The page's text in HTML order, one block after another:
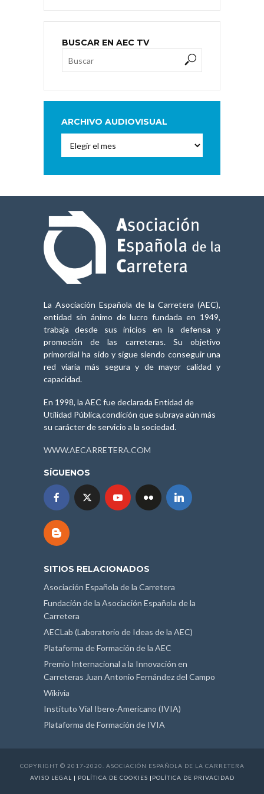
BUSCAR EN AEC TV
ARCHIVO AUDIOVISUAL
Audiovisual
La Asociación Española de la Carretera (AEC),
entidad sin ánimo de lucro fundada en 1949,
trabaja desde sus inicios en la defensa y
promoción de las carreteras. Su objetivo
primordial ha sido y sigue siendo conseguir una
red viaria más segura y de mayor calidad y
capacidad.
En 1998, la AEC fue declarada Entidad de
Utilidad Pública,condición que subraya aún más
su carácter de servicio a la sociedad.
WWW.AECARRETERA.COM
SÍGUENOS
SITIOS RELACIONADOS
Asociación Española de la Carretera
Fundación de la Asociación Española de la
Carretera
AECLab (Laboratorio de Ideas de la AEC)
Plataforma de Formación de la AEC
Premio Internacional a la Innovación en
Carreteras Juan Antonio Fernández del Campo
Wikivia
Instituto Vial Ibero-Americano (IVIA)
Plataforma de Formación de IVIA
COPYRIGHT © 2017-2020. ASOCIACIÓN ESPAÑOLA DE LA CARRETERA
AVISO LEGAL
| POLÍTICA DE COOKIES | POLÍTICA DE PRIVACIDAD